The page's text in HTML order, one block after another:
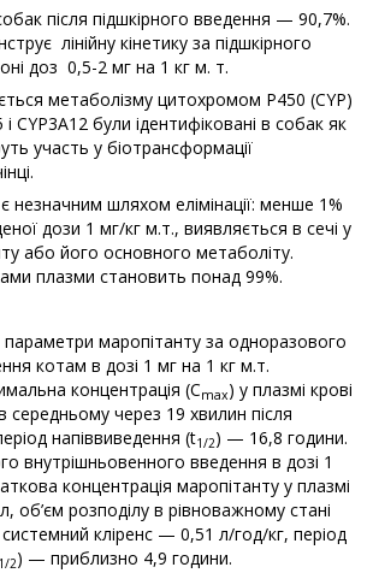
після підшкірного введення — 90,7%.
лінійну кінетику за підшкірного
доз 0,5-2 мг на 1 кг м. т.
метаболізму цитохромом P450 (CYP)
і CYP3A12 були ідентифіковані в собак як
участь у біотрансформації
незначним шляхом елімінації: менше 1%
дози 1 мг/кг м.т., виявляється в сечі у
або його основного метаболіту.
плазми становить понад 99%.
параметри маропітанту за одноразового
котам в дозі 1 мг на 1 кг м.т.
концентрація (Cmax) у плазмі крові
через 19 хвилин після
напіввиведення (t1/2) — 16,8 години.
внутрішньовенного введення в дозі 1
концентрація маропітанту у плазмі
об’єм розподілу в рівноважному стані
кліренс — 0,51 л/год/кг, період
1/2) — приблизно 4,9 години.